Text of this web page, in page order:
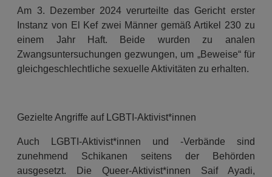
Am 3. Dezember 2024 verurteilte das Gericht erster
Instanz von El Kef zwei Männer gemäß Artikel 230 zu
einem Jahr Haft. Beide wurden zu analen
Zwangsuntersuchungen gezwungen, um „Beweise“ für
gleichgeschlechtliche sexuelle Aktivitäten zu erhalten.
Gezielte Angriffe auf LGBTI-Aktivist*innen
Auch LGBTI-Aktivist*innen und -Verbände sind
zunehmend Schikanen seitens der Behörden
ausgesetzt. Die Queer-Aktivist*innen Saif Ayadi,